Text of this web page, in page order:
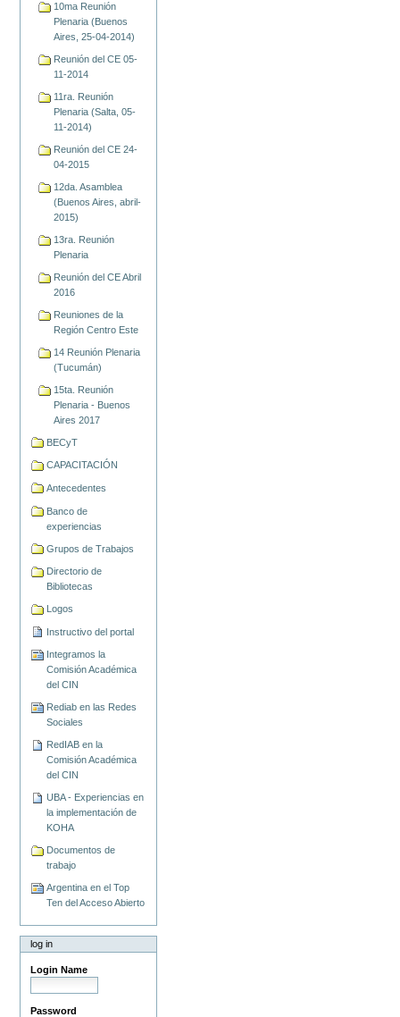
10ma Reunión
Plenaria (Buenos
Aires, 25-04-2014)
Reunión del CE 05-
11-2014
11ra. Reunión
Plenaria (Salta, 05-
11-2014)
Reunión del CE 24-
04-2015
12da. Asamblea
(Buenos Aires, abril-
2015)
13ra. Reunión
Plenaria
Reunión del CE Abril
2016
Reuniones de la
Región Centro Este
14 Reunión Plenaria
(Tucumán)
15ta. Reunión
Plenaria - Buenos
Aires 2017
BECyT
CAPACITACIÓN
Antecedentes
Banco de
experiencias
Grupos de Trabajos
Directorio de
Bibliotecas
Logos
Instructivo del portal
Integramos la
Comisión Académica
del CIN
Rediab en las Redes
Sociales
RedIAB en la
Comisión Académica
del CIN
UBA - Experiencias en
la implementación de
KOHA
Documentos de
trabajo
Argentina en el Top
Ten del Acceso Abierto
log in
Login Name
Password